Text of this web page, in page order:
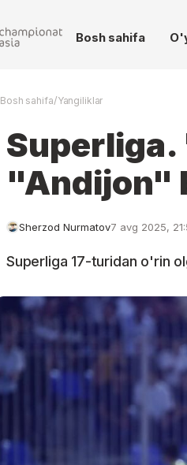
Bosh sahifa
Bosh sahifa/Yangiliklar
"Andijon"
Sherzod Nurmatov7 avg 2025,
Superliga 17-turidan o'rin